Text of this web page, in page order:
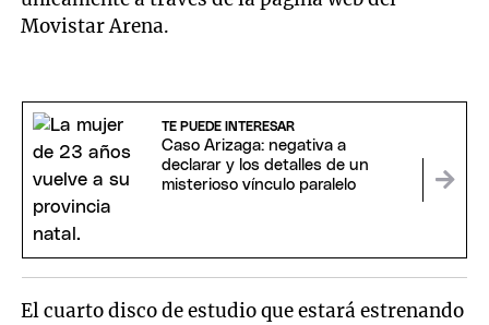
Movistar Arena.
TE PUEDE INTERESAR
Caso Arizaga: negativa a
declarar y los detalles de un
misterioso vínculo paralelo
El cuarto disco de estudio que estará estrenando